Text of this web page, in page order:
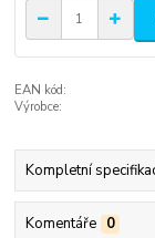
EAN kód:
Výrobce:
Kompletní
Komentáře 0